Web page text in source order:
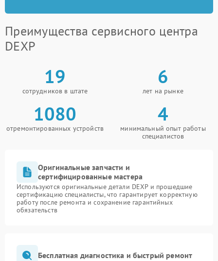
Преимущества сервисного центра
DEXP
19
сотрудников в штате
6
лет на рынке
1080
отремонтированных устройств
4
минимальный опыт работы
специалистов
Оригинальные запчасти и
сертифицированные мастера
Используются оригинальные детали DEXP и прошедшие
сертификацию специалисты, что гарантирует корректную
работу после ремонта и сохранение гарантийных
обязательств
Бесплатная диагностика и быстрый ремонт